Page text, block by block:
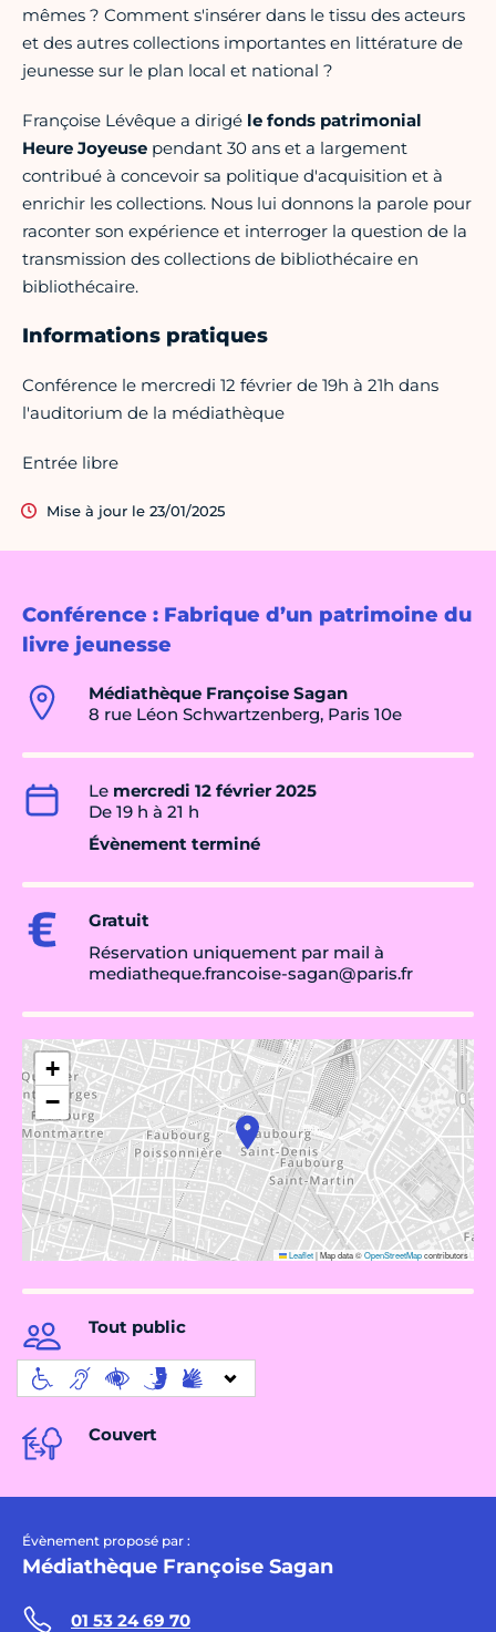
Conférence : Fabrique d’un patrimoine du
livre jeunesse
Médiathèque Françoise Sagan
8 rue Léon Schwartzenberg, Paris 10e
Le mercredi 12 février 2025
De 19 h à 21 h
Évènement terminé
Gratuit
Réservation uniquement par mail à
mediatheque.francoise-sagan@paris.fr
+
−
Leaflet|Map data ©OpenStreetMapcontributors
Tout public
Couvert
Évènement proposé par :
Médiathèque Françoise Sagan
01 53 24 69 70
mêmes ? Comment s'insérer dans le tissu des acteurs
et des autres collections importantes en littérature de
jeunesse sur le plan local et national ?
Françoise Lévêque a dirigé le fonds patrimonial
Heure Joyeuse pendant 30 ans et a largement
contribué à concevoir sa politique d'acquisition et à
enrichir les collections. Nous lui donnons la parole pour
raconter son expérience et interroger la question de la
transmission des collections de bibliothécaire en
bibliothécaire.
Informations pratiques
Conférence le mercredi 12 février de 19h à 21h dans
l'auditorium de la médiathèque
Entrée libre
Mise à jour le 23/01/2025